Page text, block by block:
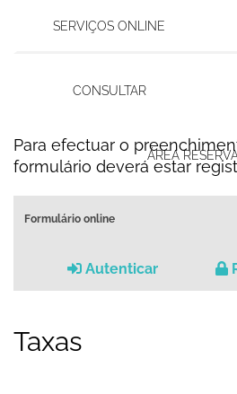
SERVIÇOS ONLINE
CONSULTAR
ÁREA
Para efectuar o
formulário deverá estar
Formulário online
Autenticar
Taxas